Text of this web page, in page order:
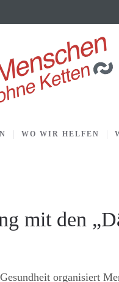
WO WIR HELFEN
mit den
organisiert